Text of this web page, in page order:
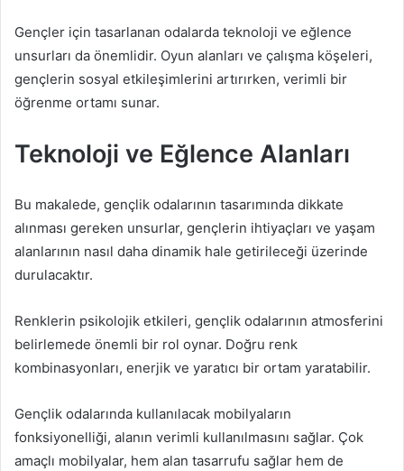
Gençler için tasarlanan odalarda teknoloji ve eğlence
unsurları da önemlidir. Oyun alanları ve çalışma köşeleri,
gençlerin sosyal etkileşimlerini artırırken, verimli bir
öğrenme ortamı sunar.
Teknoloji ve Eğlence Alanları
Bu makalede, gençlik odalarının tasarımında dikkate
alınması gereken unsurlar, gençlerin ihtiyaçları ve yaşam
alanlarının nasıl daha dinamik hale getirileceği üzerinde
durulacaktır.
Renklerin psikolojik etkileri, gençlik odalarının atmosferini
belirlemede önemli bir rol oynar. Doğru renk
kombinasyonları, enerjik ve yaratıcı bir ortam yaratabilir.
Gençlik odalarında kullanılacak mobilyaların
fonksiyonelliği, alanın verimli kullanılmasını sağlar. Çok
amaçlı mobilyalar, hem alan tasarrufu sağlar hem de